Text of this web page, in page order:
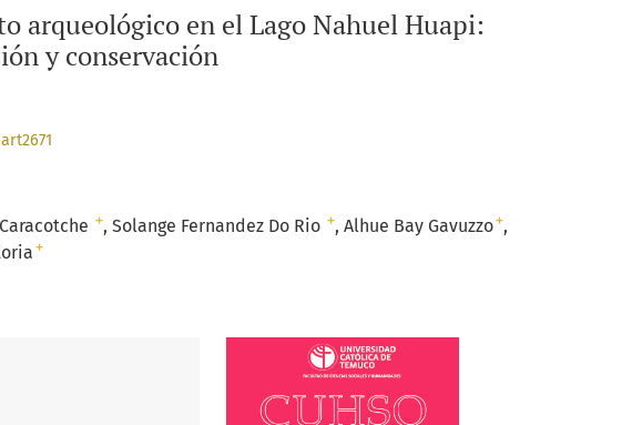
arqueológico en el Lago Nahuel Huapi:
y conservación
+ Solange Fernandez Do Rio + Alhue Bay Gavuzzo+
+